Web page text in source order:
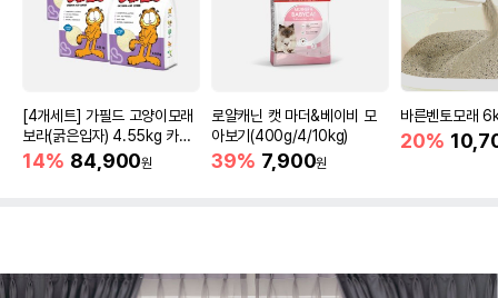
[4개세트] 가필드 고양이모래
보라(굵은입자) 4.55kg 카사
바모래
14% 84,900원
로얄캐닌 캣 마더&베이비 모
아보기(400g/4/10kg)
39% 7,900원
바른벤토모래
20%